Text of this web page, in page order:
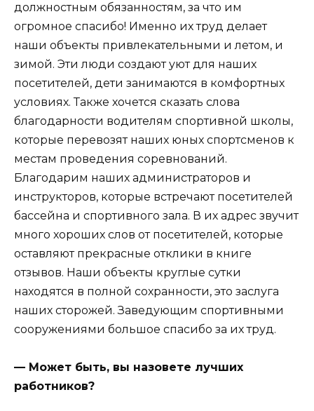
должностным обязанностям, за что им
огромное спасибо! Именно их труд делает
наши объекты привлекательными и летом, и
зимой. Эти люди создают уют для наших
посетителей, дети занимаются в комфортных
условиях. Также хочется сказать слова
благодарности водителям спортивной школы,
которые перевозят наших юных спортсменов к
местам проведения соревнований.
Благодарим наших администраторов и
инструкторов, которые встречают посетителей
бассейна и спортивного зала. В их адрес звучит
много хороших слов от посетителей, которые
оставляют прекрасные отклики в книге
отзывов. Наши объекты круглые сутки
находятся в полной сохранности, это заслуга
наших сторожей. Заведующим спортивными
сооружениями большое спасибо за их труд.
— Может быть, вы назовете лучших
работников?